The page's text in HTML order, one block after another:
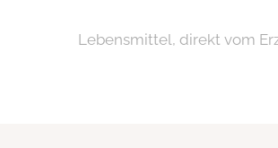
Lebensmittel, direkt vom